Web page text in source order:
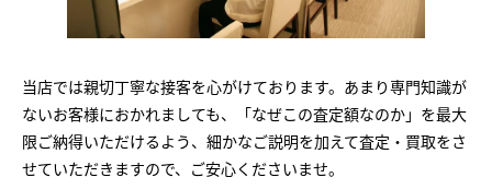
当店では親切丁寧な接客を心がけております。あまり専門知識が
ないお客様におかれましても、「なぜこの査定額なのか」を最大
限ご納得いただけるよう、細かなご説明を加えて査定・買取をさ
せていただきますので、ご安心くださいませ。